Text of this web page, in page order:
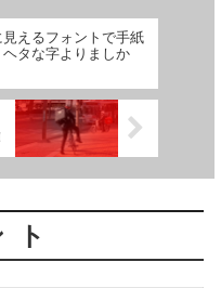
えるフォントで手紙
ヘタな字よりましか
ト